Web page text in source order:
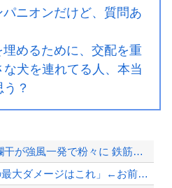
ニオンだけど、質問あ
めるために、交配を重
犬を連れてる人、本当
？
【悲報】 中国、橋の欄干が強風一発で粉々に 鉄筋ゼロ 当局「接着剤でくっつけただ...
【悲報】女性「男への最大ダメージはこれ」←お前ら耐えられる？